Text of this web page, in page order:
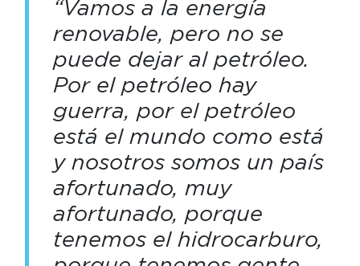
“Vamos a la energía
renovable, pero no se
puede dejar al petróleo.
Por el petróleo hay
guerra, por el petróleo
está el mundo como está
y nosotros somos un país
afortunado, muy
afortunado, porque
tenemos el hidrocarburo,